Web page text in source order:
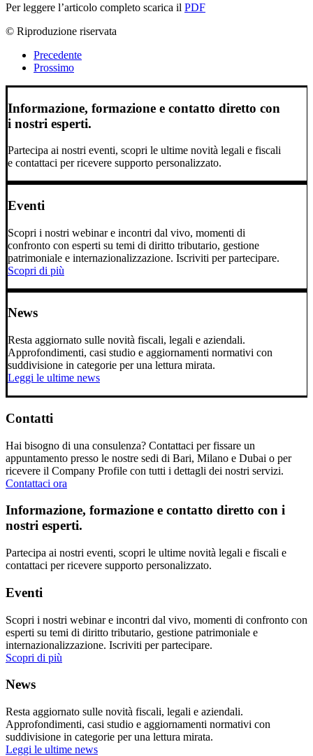
Per leggere l’articolo completo scarica il PDF
© Riproduzione riservata
Precedente
Prossimo
Informazione, formazione e contatto diretto con
i nostri esperti.
Partecipa ai nostri eventi, scopri le ultime novità legali e fiscali
e contattaci per ricevere supporto personalizzato.
Eventi
Scopri i nostri webinar e incontri dal vivo, momenti di
confronto con esperti su temi di diritto tributario, gestione
patrimoniale e internazionalizzazione. Iscriviti per partecipare.
Scopri di più
News
Resta aggiornato sulle novità fiscali, legali e aziendali.
Approfondimenti, casi studio e aggiornamenti normativi con
suddivisione in categorie per una lettura mirata.
Leggi le ultime news
Contatti
Hai bisogno di una consulenza? Contattaci per fissare un
appuntamento presso le nostre sedi di Bari, Milano e Dubai o per
ricevere il Company Profile con tutti i dettagli dei nostri servizi.
Contattaci ora
Informazione, formazione e contatto diretto con i
nostri esperti.
Partecipa ai nostri eventi, scopri le ultime novità legali e fiscali e
contattaci per ricevere supporto personalizzato.
Eventi
Scopri i nostri webinar e incontri dal vivo, momenti di confronto con
esperti su temi di diritto tributario, gestione patrimoniale e
internazionalizzazione. Iscriviti per partecipare.
Scopri di più
News
Resta aggiornato sulle novità fiscali, legali e aziendali.
Approfondimenti, casi studio e aggiornamenti normativi con
suddivisione in categorie per una lettura mirata.
Leggi le ultime news